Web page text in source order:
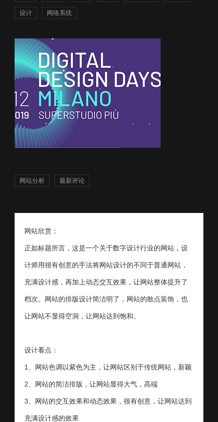
设计 网络系统
网站分析 最新评论
网站欣赏：
正如标题所言，这是一个关于数字设计行业的网站，设
计师用很有创意的手法将网站设计的不同于普通网站，
充满设计感，再加上动态交互效果，让网站整体提升了
档次。网站的排版设计简洁明了，网站的散点装饰，也
让网站不显得空洞，让网站达到饱和。
设计看点：
1、网站色调以紫色为主，让网站区别于传统网站，新颖
2、网站的简洁排版，让网站显得大气，高端
3、网站的交互效果和动态效果，很有创意，让网站达到
充满设计感的效果